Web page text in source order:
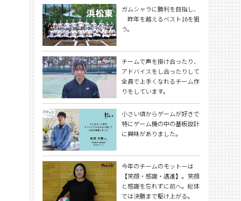
ガムシャラに勝利を目指し、
昨年を越えるベスト16を狙
う。
チームで声を掛け合ったり、
アドバイスをし合ったりして
全員で上手くなれるチーム作
りをしています。
小さい頃からゲームが好きで
特にゲーム機の中の基板設計
に興味がありました。
今年のチームのモットーは
【笑顔・感謝・邁進】。笑顔
と感謝を忘れずに前へ。総体
では決勝まで駆け上がる。